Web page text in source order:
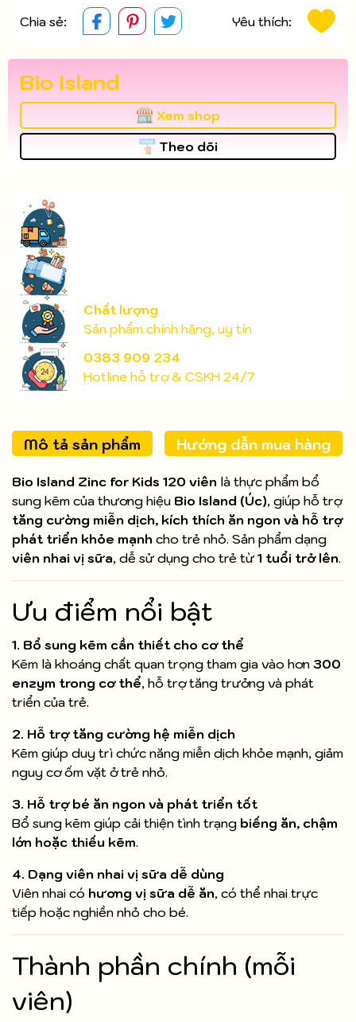
Chia sẻ: Yêu thích:
Bio Island
Xem shop
Theo dõi
Chất lượng
Sản phẩm chính hãng, uy tín
0383 909 234
Hotline hỗ trợ & CSKH 24/7
Mô tả sản phẩm Hướng dẫn mua hàng
Bio Island Zinc for Kids 120 viên là thực phẩm bổ
sung kẽm của thương hiệu Bio Island (Úc), giúp hỗ trợ
tăng cường miễn dịch, kích thích ăn ngon và hỗ trợ
phát triển khỏe mạnh cho trẻ nhỏ. Sản phẩm dạng
viên nhai vị sữa, dễ sử dụng cho trẻ từ 1 tuổi trở lên.
Ưu điểm nổi bật
1. Bổ sung kẽm cần thiết cho cơ thể
Kẽm là khoáng chất quan trọng tham gia vào hơn 300
enzym trong cơ thể, hỗ trợ tăng trưởng và phát
triển của trẻ.
2. Hỗ trợ tăng cường hệ miễn dịch
Kẽm giúp duy trì chức năng miễn dịch khỏe mạnh, giảm
nguy cơ ốm vặt ở trẻ nhỏ.
3. Hỗ trợ bé ăn ngon và phát triển tốt
Bổ sung kẽm giúp cải thiện tình trạng biếng ăn, chậm
lớn hoặc thiếu kẽm.
4. Dạng viên nhai vị sữa dễ dùng
Viên nhai có hương vị sữa dễ ăn, có thể nhai trực
tiếp hoặc nghiền nhỏ cho bé.
Thành phần chính (mỗi
viên)